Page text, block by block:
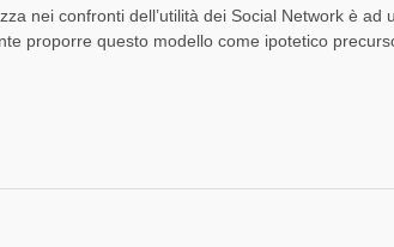
nei confronti dell’utilità dei Social Network è ad
proporre questo modello come ipotetico